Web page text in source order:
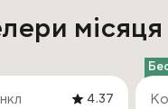
місяця
4.37